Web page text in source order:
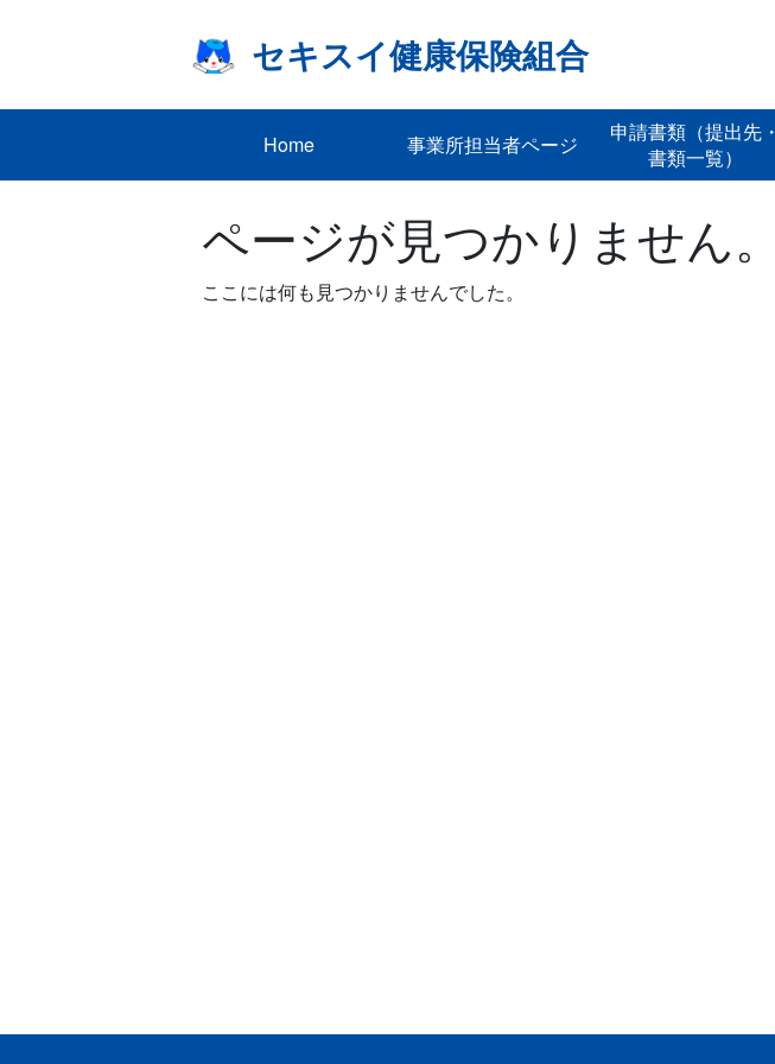
セキスイ健康保険組合
Home 事業所担当者ページ
申請書類（提出先・
書類一覧）
ページが見つかりません。
ここには何も見つかりませんでした。